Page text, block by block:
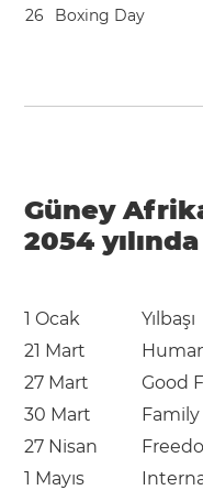
26 Boxing Day
Güney
2054 yılında
1 Ocak
Yılbaşı
21 Mart
27 Mart
Good
30 Mart
Family
27 Nisan
1 Mayıs